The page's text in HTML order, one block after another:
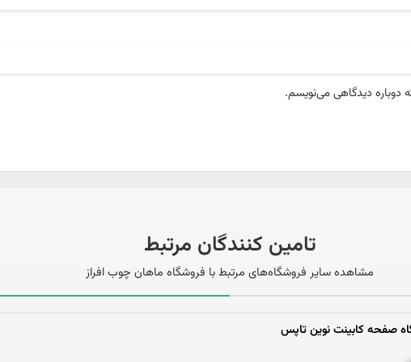
عملی با ورق
دوباره دیدگاهی می‌نویسم.
تامین کنندگان مرتبط
مشاهده سایر فروشگاه‌های مرتبط با فروشگاه ماهان چوب افراز
صفحه کابینت نوین تاپس